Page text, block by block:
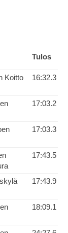
Tulos
Koitto 16:32.3
17:03.2
17:03.3
17:43.5
17:43.9
18:09.1